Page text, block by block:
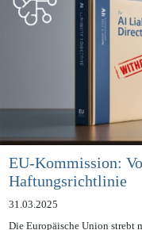
EU-Kommission:
Haftungsrichtlinie
31.03.2025